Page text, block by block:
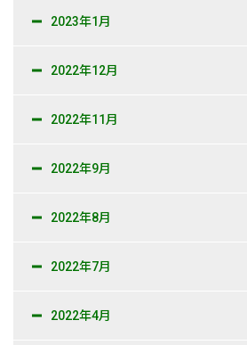
2023年1月
2022年12月
2022年11月
2022年9月
2022年8月
2022年7月
2022年4月